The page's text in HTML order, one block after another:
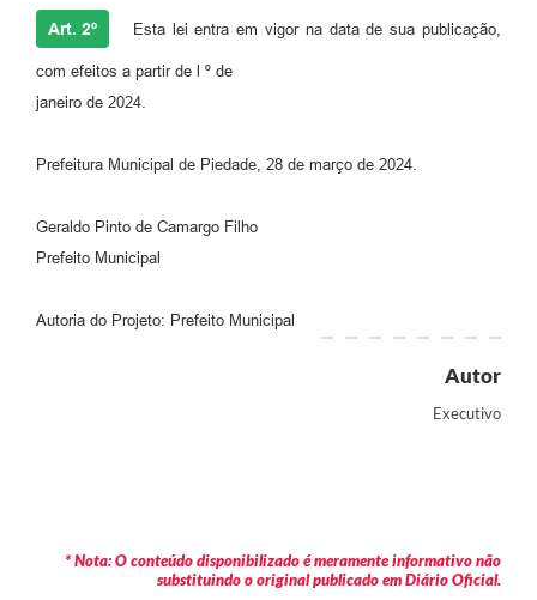
Art. 2º Esta lei entra em vigor na data de sua publicação,
com efeitos a partir de l º de
janeiro de 2024.
Prefeitura Municipal de Piedade, 28 de março de 2024.
Geraldo Pinto de Camargo Filho
Prefeito Municipal
Autoria do Projeto: Prefeito Municipal
Autor
Executivo
* Nota: O conteúdo disponibilizado é meramente informativo não
substituindo o original publicado em Diário Oficial.